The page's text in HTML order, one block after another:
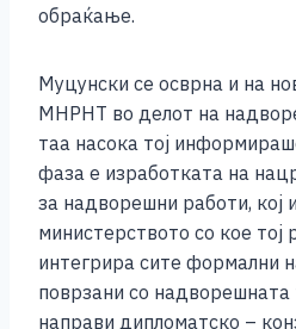
обраќање.
Муцунски се осврна и на
МНРНТ во делот на
таа насока тој
фаза е изработката на
за надворешни работи, кој
министерството со кое тој
интегрира сите формални
поврзани со надворешната
направи дипломатско –